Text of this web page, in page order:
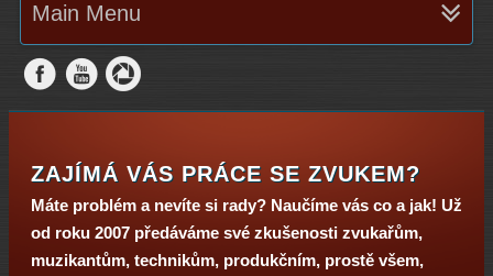
Main Menu
ZAJÍMÁ VÁS PRÁCE SE ZVUKEM?
Máte problém a nevíte si rady? Naučíme vás co a jak! Už
od roku 2007 předáváme své zkušenosti zvukařům,
muzikantům, technikům, produkčním, prostě všem,